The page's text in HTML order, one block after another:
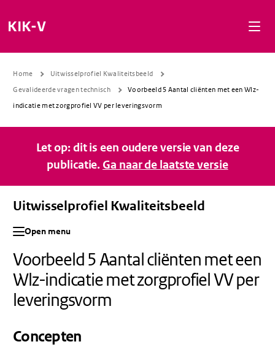
KIK-V
Home
Uitwisselprofiel Kwaliteitsbeeld
Gevalideerde vragen technisch
Voorbeeld 5 Aantal cliënten met een Wlz-
indicatie met zorgprofiel VV per leveringsvorm
Let op: dit is een oudere versie van deze
publicatie. Ga naar de laatste versie
Uitwisselprofiel Kwaliteitsbeeld
Open menu
Voorbeeld 5 Aantal cliënten met een
Wlz-indicatie met zorgprofiel VV per
leveringsvorm
Concepten